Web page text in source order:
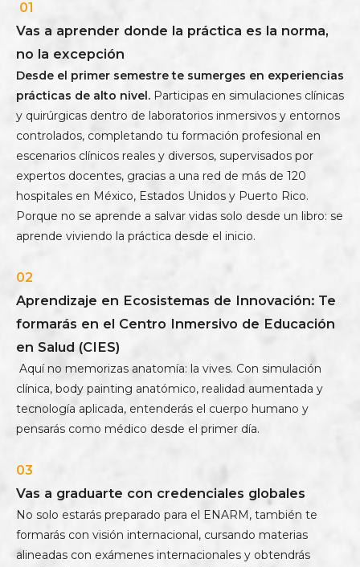
01
Vas a aprender donde la práctica es la norma,
no la excepción
Desde el primer semestre te sumerges en experiencias
prácticas de alto nivel. Participas en simulaciones clínicas
y quirúrgicas dentro de laboratorios inmersivos y entornos
controlados, completando tu formación profesional en
escenarios clínicos reales y diversos, supervisados por
expertos docentes, gracias a una red de más de 120
hospitales en México, Estados Unidos y Puerto Rico.
Porque no se aprende a salvar vidas solo desde un libro: se
aprende viviendo la práctica desde el inicio.
02
Aprendizaje en Ecosistemas de Innovación: Te
formarás en el Centro Inmersivo de Educación
en Salud (CIES)
Aquí no memorizas anatomía: la vives. Con simulación
clínica, body painting anatómico, realidad aumentada y
tecnología aplicada, entenderás el cuerpo humano y
pensarás como médico desde el primer día.
03
Vas a graduarte con credenciales globales
No solo estarás preparado para el ENARM, también te
formarás con visión internacional, cursando materias
alineadas con exámenes internacionales y obtendrás